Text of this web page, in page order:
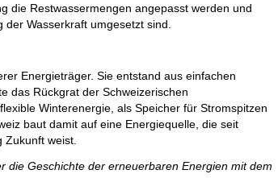
die Restwassermengen angepasst werden und
Wasserkraft umgesetzt sind.
Energieträger. Sie entstand aus einfachen
das Rückgrat der Schweizerischen
Winterenergie, als Speicher für Stromspitzen
baut damit auf eine Energiequelle, die seit
Zukunft weist.
die Geschichte der erneuerbaren Energien mit dem